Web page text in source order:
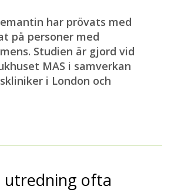
har prövats med
på personer med
Studien är gjord vid
MAS i samverkan
i London och
utredning ofta